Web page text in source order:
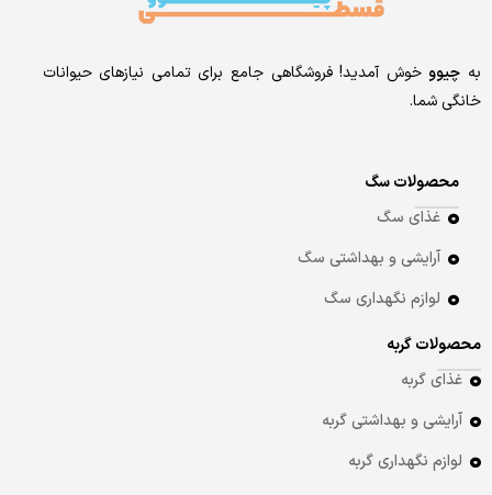
به چیوو خوش آمدید! فروشگاهی جامع برای تمامی نیازهای حیوانات
خانگی شما.
محصولات سگ
غذای سگ
آرایشی و بهداشتی سگ
لوازم نگهداری سگ
محصولات گربه
غذای گربه
آرایشی و بهداشتی گربه
لوازم نگهداری گربه